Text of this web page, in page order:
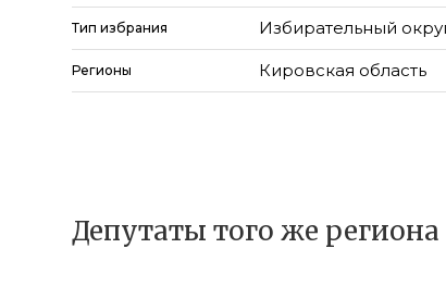
Тип избрания Избирательный
Регионы Кировская область
Депутаты того же региона